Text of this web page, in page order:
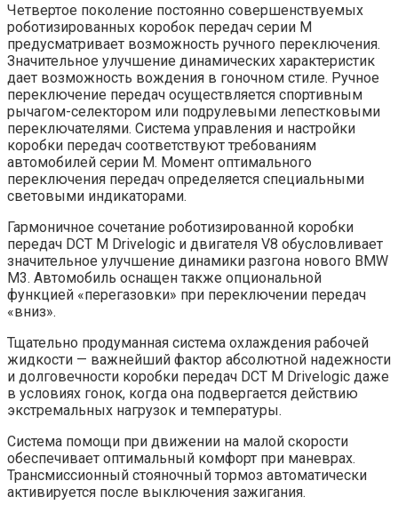
Четвертое поколение постоянно совершенствуемых
роботизированных коробок передач серии М
предусматривает возможность ручного переключения.
Значительное улучшение динамических характеристик
дает возможность вождения в гоночном стиле. Ручное
переключение передач осуществляется спортивным
рычагом-селектором или подрулевыми лепестковыми
переключателями. Система управления и настройки
коробки передач соответствуют требованиям
автомобилей серии M. Момент оптимального
переключения передач определяется специальными
световыми индикаторами.
Гармоничное сочетание роботизированной коробки
передач DCT М Drivelogic и двигателя V8 обусловливает
значительное улучшение динамики разгона нового BMW
M3. Автомобиль оснащен также опциональной
функцией «перегазовки» при переключении передач
«вниз».
Тщательно продуманная система охлаждения рабочей
жидкости — важнейший фактор абсолютной надежности
и долговечности коробки передач DCT М Drivelogic даже
в условиях гонок, когда она подвергается действию
экстремальных нагрузок и температуры.
Система помощи при движении на малой скорости
обеспечивает оптимальный комфорт при маневрах.
Трансмиссионный стояночный тормоз автоматически
активируется после выключения зажигания.